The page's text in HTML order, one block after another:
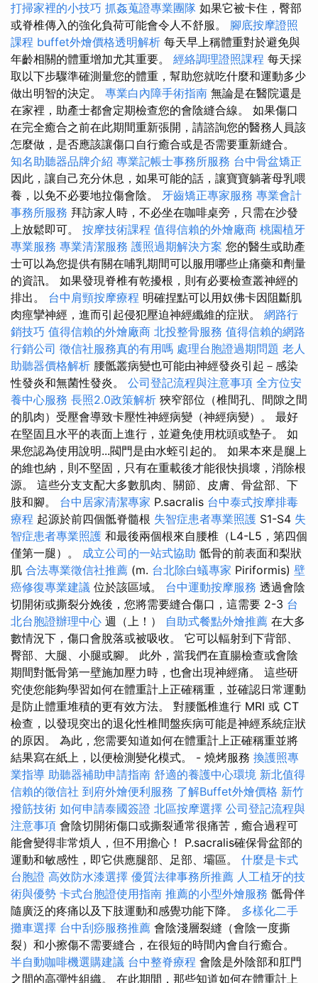
打掃家裡的小技巧 抓姦蒐證專業團隊 如果它被卡住，臀部
或脊椎傳入的強化負荷可能會令人不舒服。 腳底按摩證照
課程 buffet外燴價格透明解析 每天早上稱體重對於避免與
年齡相關的體重增加尤其重要。 經絡調理證照課程 每天採
取以下步驟準確測量您的體重，幫助您就吃什麼和運動多少
做出明智的決定。 專業白內障手術指南 無論是在醫院還是
在家裡，助產士都會定期檢查您的會陰縫合線。 如果傷口
在完全癒合之前在此期間重新張開，請諮詢您的醫務人員該
怎麼做，是否應該讓傷口自行癒合或是否需要重新縫合。
知名助聽器品牌介紹 專業記帳士事務所服務 台中骨盆矯正
因此，讓自己充分休息，如果可能的話，讓寶寶躺著母乳喂
養，以免不必要地拉傷會陰。 牙齒矯正專家服務 專業會計
事務所服務 拜訪家人時，不必坐在咖啡桌旁，只需在沙發
上放鬆即可。 按摩技術課程 值得信賴的外燴廠商 桃園植牙
專業服務 專業清潔服務 護照過期解決方案 您的醫生或助產
士可以為您提供有關在哺乳期間可以服用哪些止痛藥和劑量
的資訊。 如果發現脊椎有乾擾根，則有必要檢查叢神經的
排出。 台中肩頸按摩療程 明確捏點可以用奴佛卡因阻斷肌
肉痙攣神經，進而引起侵犯壓迫神經纖維的症狀。 網路行
銷技巧 值得信賴的外燴廠商 北投整骨服務 值得信賴的網路
行銷公司 徵信社服務真的有用嗎 處理台胞證過期問題 老人
助聽器價格解析 腰骶叢病變也可能由神經發炎引起－感染
性發炎和無菌性發炎。 公司登記流程與注意事項 全方位安
養中心服務 長照2.0政策解析 狹窄部位（椎間孔、間隙之間
的肌肉）受壓會導致卡壓性神經病變（神經病變）。 最好
在堅固且水平的表面上進行，並避免使用枕頭或墊子。 如
果您認為使用說明...閥門是由水蛭引起的。 如果本來是腿上
的維也納，則不堅固，只有在重載後才能很快損壞，消除根
源。 這些分支支配大多數肌肉、關節、皮膚、骨盆部、下
肢和腳。 台中居家清潔專家 P.sacralis 台中泰式按摩排毒
療程 起源於前四個骶脊髓根 失智症患者專業照護 S1-S4 失
智症患者專業照護 和最後兩個根來自腰椎（L4-L5，第四個
僅第一腿）。 成立公司的一站式協助 骶骨的前表面和梨狀
肌 合法專業徵信社推薦 (m. 台北除白蟻專家 Piriformis) 壁
癌修復專業建議 位於該區域。 台中運動按摩服務 透過會陰
切開術或撕裂分娩後，您將需要縫合傷口，這需要 2-3 台
北台胞證辦理中心 週（上！） 自助式餐點外燴推薦 在大多
數情況下，傷口會脫落或被吸收。 它可以輻射到下背部、
臀部、大腿、小腿或腳。 此外，當我們在直腸檢查或會陰
期間對骶骨第一壁施加壓力時，也會出現神經痛。 這些研
究使您能夠學習如何在體重計上正確稱重，並確認日常運動
是防止體重堆積的更有效方法。 對腰骶椎進行 MRI 或 CT
檢查，以發現突出的退化性椎間盤疾病可能是神經系統症狀
的原因。 為此，您需要知道如何在體重計上正確稱重並將
結果寫在紙上，以便檢測變化模式。 - 燒烤服務 換護照專
業指導 助聽器補助申請指南 舒適的養護中心環境 新北值得
信賴的徵信社 到府外燴便利服務 了解Buffet外燴價格 新竹
撥筋技術 如何申請泰國簽證 北區按摩選擇 公司登記流程與
注意事項 會陰切開術傷口或撕裂通常很痛苦，癒合過程可
能會變得非常煩人，但不用擔心！ P.sacralis確保骨盆部的
運動和敏感性，即它供應腿部、足部、壩區。 什麼是卡式
台胞證 高效防水漆選擇 優質法律事務所推薦 人工植牙的技
術與優勢 卡式台胞證使用指南 推薦的小型外燴服務 骶骨伴
隨廣泛的疼痛以及下肢運動和感覺功能下降。 多樣化二手
攤車選擇 台中刮痧服務推薦 會陰淺層裂縫（會陰一度撕
裂）和小擦傷不需要縫合，在很短的時間內會自行癒合。
半自動咖啡機選購建議 台中整脊療程 會陰是外陰部和肛門
之間的高彈性組織。 在此期間，那些知道如何在體重計上